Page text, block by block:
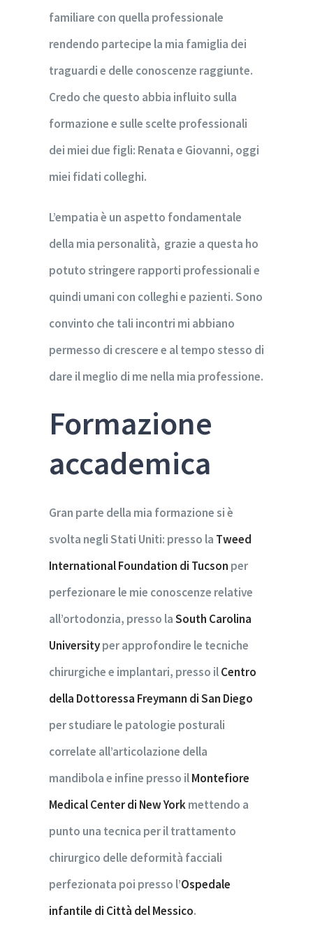
familiare con quella professionale
rendendo partecipe la mia famiglia dei
traguardi e delle conoscenze raggiunte.
Credo che questo abbia influito sulla
formazione e sulle scelte professionali
dei miei due figli: Renata e Giovanni, oggi
miei fidati colleghi.
L’empatia è un aspetto fondamentale
della mia personalità, grazie a questa ho
potuto stringere rapporti professionali e
quindi umani con colleghi e pazienti. Sono
convinto che tali incontri mi abbiano
permesso di crescere e al tempo stesso di
dare il meglio di me nella mia professione.
Formazione
accademica
Gran parte della mia formazione si è
svolta negli Stati Uniti: presso la Tweed
International Foundation di Tucson per
perfezionare le mie conoscenze relative
all’ortodonzia, presso laSouth Carolina
Universityper approfondire le tecniche
chirurgiche e implantari, presso ilCentro
della Dottoressa Freymann di San Diego
per studiare le patologie posturali
correlate all’articolazione della
mandibola e infine presso ilMontefiore
Medical Center di New Yorkmettendo a
punto una tecnica per il trattamento
chirurgico delle deformità facciali
perfezionata poi presso l’Ospedale
infantile di Città del Messico.